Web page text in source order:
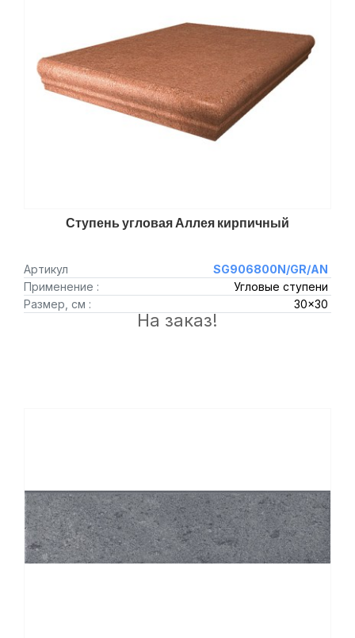
Ступень угловая Аллея кирпичный
Артикул
SG906800N/GR/AN
Применение :
Угловые ступени
Размер, см :
30x30
На заказ!